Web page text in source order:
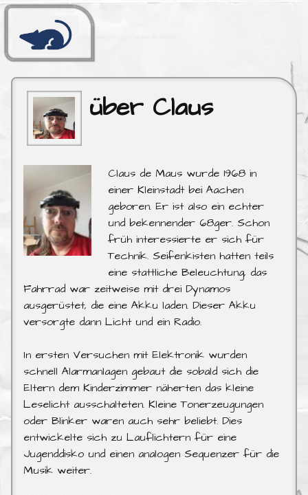
über Claus
Claus de Maus wurde 1968 in
einer Kleinstadt bei Aachen
geboren. Er ist also ein echter
und bekennender 68ger. Schon
früh interessierte er sich für
Technik. Seifenkisten hatten teils
eine stattliche Beleuchtung, das
Fahrrad war zeitweise mit drei Dynamos
ausgerüstet, die eine Akku laden. Dieser Akku
versorgte dann Licht und ein Radio.
In ersten Versuchen mit Elektronik wurden
schnell Alarmanlagen gebaut die sobald sich die
Eltern dem Kinderzimmer näherten das kleine
Leselicht ausschalteten. Kleine Tonerzeugungen
oder Blinker waren auch sehr beliebt. Dies
entwickelte sich zu Lauflichtern für eine
Jugenddisko und einen analogen Sequenzer für die
Musik weiter.